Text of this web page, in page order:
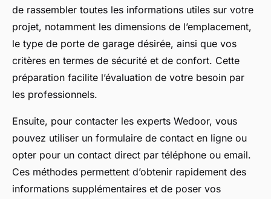
de rassembler toutes les informations utiles sur votre
projet, notamment les dimensions de l’emplacement,
le type de porte de garage désirée, ainsi que vos
critères en termes de sécurité et de confort. Cette
préparation facilite l’évaluation de votre besoin par
les professionnels.
Ensuite, pour contacter les experts Wedoor, vous
pouvez utiliser un formulaire de contact en ligne ou
opter pour un contact direct par téléphone ou email.
Ces méthodes permettent d’obtenir rapidement des
informations supplémentaires et de poser vos